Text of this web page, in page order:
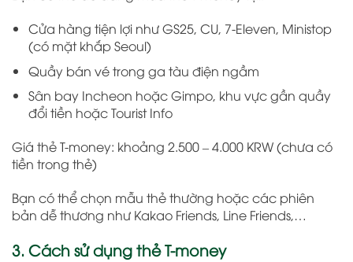
Cửa hàng tiện lợi như GS25, CU, 7-Eleven, Ministop
(có mặt khắp Seoul)
Quầy bán vé trong ga tàu điện ngầm
Sân bay Incheon hoặc Gimpo, khu vực gần quầy
đổi tiền hoặc Tourist Info
Giá thẻ T-money: khoảng 2.500 – 4.000 KRW (chưa có
tiền trong thẻ)
Bạn có thể chọn mẫu thẻ thường hoặc các phiên
bản dễ thương như Kakao Friends, Line Friends,…
3. Cách sử dụng thẻ T-money